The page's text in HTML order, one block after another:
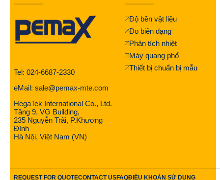
Tel: 024-6687-2330
eMail: sale@pemax-mte.com
HegaTek International Co., Ltd.
Tầng 9, VG Building,
235 Nguyễn Trãi, P.Khương
Đình
Hà Nội, Việt Nam (VN)
Độ bền vật liệu
Đo biên dạng
Phân tích nhiệt
Máy quang phổ
Thiết bị chuẩn bị mẫu
REQUEST FOR QUOTECONTACT USFAQĐIỀU KHOẢN SỬ DỤNG